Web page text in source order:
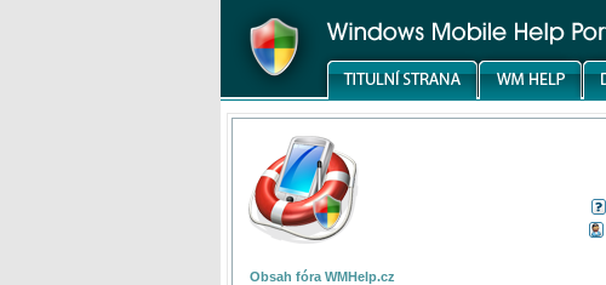
Obsah fóra WMHelp.cz